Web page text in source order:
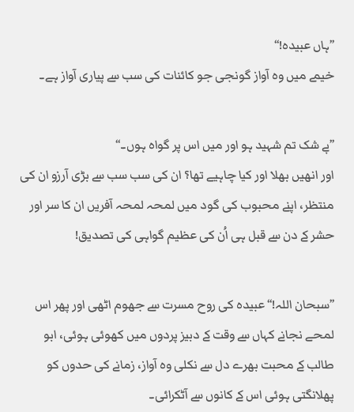
’’ہاں عبیدہ!‘‘
خیمے میں وہ آواز گونجی جو کائنات کی سب سے پیاری آواز ہے۔
’’بے شک تم شہید ہو اور میں اس پر گواہ ہوں۔‘‘
اور انھیں بھلا اور کیا چاہیے تھا؟ ان کی سب سب سے بڑی آرزو ان کی
منتظر، اپنے محبوب کی گود میں لمحہ لمحہ آفریں ان کا سر اور
حشر کے دن سے قبل ہی اُن کی عظیم گواہی کی تصدیق!
’’سبحان اللہ!‘‘ عبیدہ کی روح مسرت سے جھوم اٹھی اور پھر اس
لمحے نجانے کہاں سے وقت کے دبیز پردوں میں کھوئی ہوئی، ابو
طالب کے محبت بھرے دل سے نکلی وہ آواز، زمانے کی حدوں کو
پھلانگتی ہوئی اس کے کانوں سے آٹکرائی۔